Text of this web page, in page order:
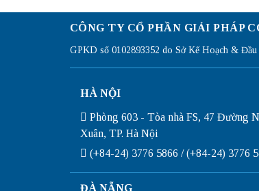
CÔNG TY CỔ PHẦN GIẢI PHÁP
GPKD số 0102893352 do Sở Kế Hoạch &
HÀ NỘI
Phòng 603 - Tòa nhà FS, 47 Đường
Xuân, TP. Hà Nội
(+84-24) 3776 5866 / (+84-24) 3776
ĐÀ NẴNG